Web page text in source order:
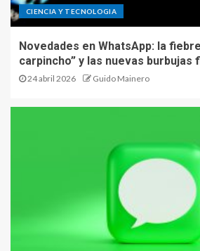
CIENCIA Y TECNOLOGIA
Novedades en WhatsApp: la
carpincho” y las nuevas burbujas
24 abril 2026 Guido Mainero